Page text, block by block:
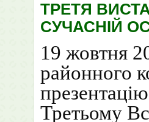
ТРЕТЯ
СУЧАСНІЙ
19 жовтня
районного
Третьому